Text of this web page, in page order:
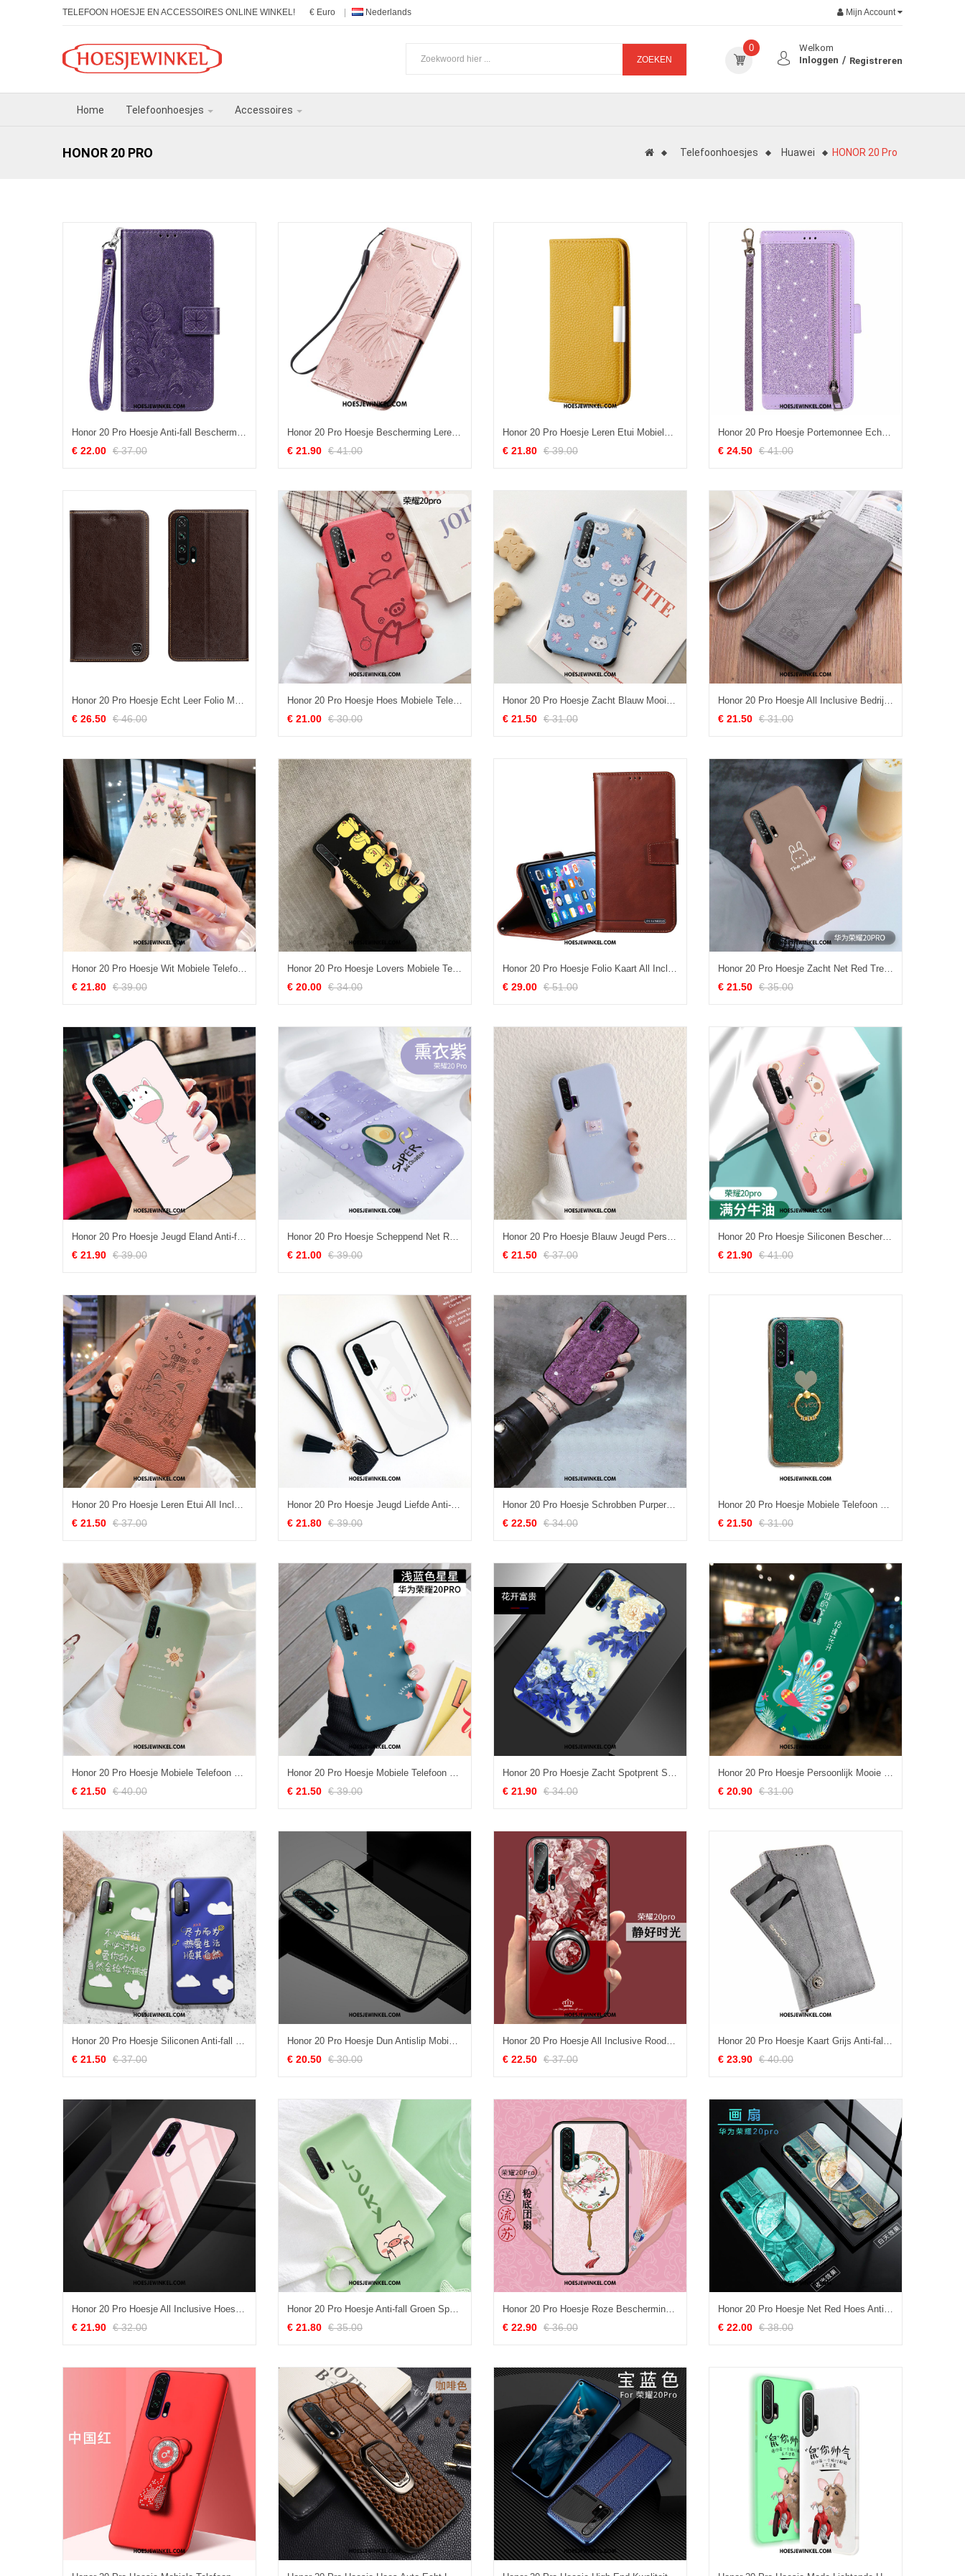
TELEFOON HOESJE EN ACCESSOIRES ONLINE WINKEL! € Euro Nederlands Mijn Account
ZOEKEN
Welkom
Inloggen
Registreren
0
Home Telefoonhoesjes Accessoires
HONOR 20 PRO Telefoonhoesjes Huawei HONOR 20 Pro
Honor 20 Pro Hoesje Anti-fall Bescherming Hoes, Honor 20 Pro Hoesje All Inclusive Purper
€ 22.00 € 37.00
Honor 20 Pro Hoesje Bescherming Leren Etui Siliconen, Honor 20 Pro Hoesje All Inclusive Roze
€ 21.90 € 41.00
Honor 20 Pro Hoesje Leren Etui Mobiele Telefoon Siliconen, Honor 20 Pro Hoesje Bescherming Geel
€ 21.80 € 39.00
Honor 20 Pro Hoesje Portemonnee Echt Leer Kaart Tas, Honor 20 Pro Hoesje Roze Purper
€ 24.50 € 41.00
Honor 20 Pro Hoesje Echt Leer Folio Mobiele Telefoon, Honor 20 Pro Hoesje Bescherming Jeugd Braun
€ 26.50 € 46.00
Honor 20 Pro Hoesje Hoes Mobiele Telefoon Siliconen, Honor 20 Pro Hoesje Trend Eenvoudige
€ 21.00 € 30.00
Honor 20 Pro Hoesje Zacht Blauw Mooie, Honor 20 Pro Hoesje Kat Zijde
€ 21.50 € 31.00
Honor 20 Pro Hoesje All Inclusive Bedrijf Trendy Merk, Honor 20 Pro Hoesje Schrobben Anti-fall
€ 21.50 € 31.00
Honor 20 Pro Hoesje Wit Mobiele Telefoon Hard, Honor 20 Pro Hoesje All Inclusive Bescherming
€ 21.80 € 39.00
Honor 20 Pro Hoesje Lovers Mobiele Telefoon Anti-fall, Honor 20 Pro Hoesje Schrobben Siliconen
€ 20.00 € 34.00
Honor 20 Pro Hoesje Folio Kaart All Inclusive, Honor 20 Pro Hoesje Ondersteuning Anti-fall Braun
€ 29.00 € 51.00
Honor 20 Pro Hoesje Zacht Net Red Trend, Honor 20 Pro Hoesje Konijn Siliconen Braun
€ 21.50 € 35.00
Honor 20 Pro Hoesje Jeugd Eland Anti-fall, Honor 20 Pro Hoesje Siliconen Persoonlijk
€ 21.90 € 39.00
Honor 20 Pro Hoesje Scheppend Net Red Vers, Honor 20 Pro Hoesje All Inclusive Siliconen
€ 21.00 € 39.00
Honor 20 Pro Hoesje Blauw Jeugd Persoonlijk, Honor 20 Pro Hoesje Mobiele Telefoon Mini
€ 21.50 € 37.00
Honor 20 Pro Hoesje Siliconen Bescherming Schrobben, Honor 20 Pro Hoesje Mobiele Telefoon Scheppend
€ 21.90 € 41.00
Honor 20 Pro Hoesje Leren Etui All Inclusive Siliconen, Honor 20 Pro Hoesje Rijkdom Vintage Braun
€ 21.50 € 37.00
Honor 20 Pro Hoesje Jeugd Liefde Anti-fall, Honor 20 Pro Hoesje Trend Persoonlijk
€ 21.80 € 39.00
Honor 20 Pro Hoesje Schrobben Purper Siliconen, Honor 20 Pro Hoesje Bescherming Scheppend
€ 22.50 € 34.00
Honor 20 Pro Hoesje Mobiele Telefoon Goud Roze, Honor 20 Pro Hoesje Ring Plating
€ 21.50 € 31.00
Honor 20 Pro Hoesje Mobiele Telefoon Zacht Bescherming, Honor 20 Pro Hoesje All Inclusive Anti-fall
€ 21.50 € 40.00
Honor 20 Pro Hoesje Mobiele Telefoon Blauw Bescherming, Honor 20 Pro Hoesje Dun Zacht
€ 21.50 € 39.00
Honor 20 Pro Hoesje Zacht Spotprent Siliconen, Honor 20 Pro Hoesje Lichte En Dun All Inclusive
€ 21.90 € 34.00
Honor 20 Pro Hoesje Persoonlijk Mooie Net Red, Honor 20 Pro Hoesje Rondje Groen
€ 20.90 € 31.00
Honor 20 Pro Hoesje Siliconen Anti-fall Net Red, Honor 20 Pro Hoesje Hoes Blauw
€ 21.50 € 37.00
Honor 20 Pro Hoesje Dun Antislip Mobiele Telefoon, Honor 20 Pro Hoesje Bescherming Siliconen
€ 20.50 € 30.00
Honor 20 Pro Hoesje All Inclusive Rood Scheppend, Honor 20 Pro Hoesje Persoonlijk Ring
€ 22.50 € 37.00
Honor 20 Pro Hoesje Kaart Grijs Anti-fall, Honor 20 Pro Hoesje Bescherming Hoes
€ 23.90 € 40.00
Honor 20 Pro Hoesje All Inclusive Hoes Kunst, Honor 20 Pro Hoesje Zacht Roze
€ 21.90 € 32.00
Honor 20 Pro Hoesje Anti-fall Groen Spotprent, Honor 20 Pro Hoesje Hanger Ring
€ 21.80 € 35.00
Honor 20 Pro Hoesje Roze Bescherming Trend, Honor 20 Pro Hoesje Klassiek Anti-fall
€ 22.90 € 36.00
Honor 20 Pro Hoesje Net Red Hoes Anti-fall, Honor 20 Pro Hoesje Groen Mini
€ 22.00 € 38.00